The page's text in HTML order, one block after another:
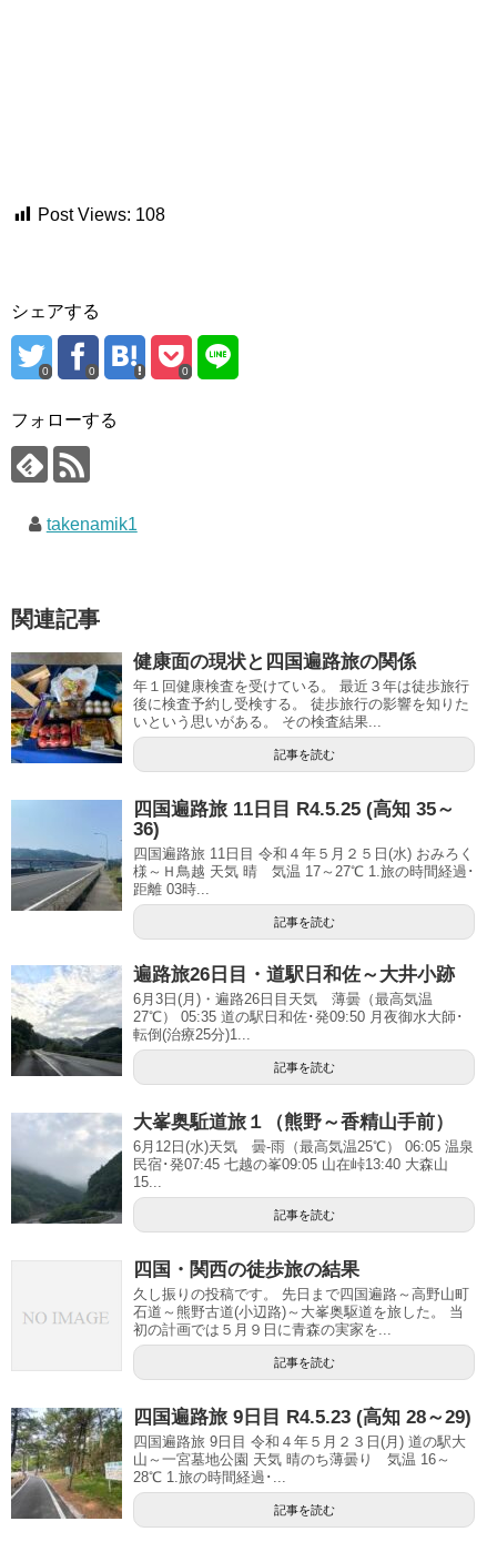
Post Views: 108
シェアする
0 0 0
フォローする
takenamik1
関連記事
健康面の現状と四国遍路旅の関係
年１回健康検査を受けている。 最近３年は徒歩旅行
後に検査予約し受検する。 徒歩旅行の影響を知りた
いという思いがある。 その検査結果...
記事を読む
四国遍路旅 11日目 R4.5.25 (高知 35～
36)
四国遍路旅 11日目 令和４年５月２５日(水) おみろく
様～Ｈ鳥越 天気 晴 気温 17～27℃ 1.旅の時間経過･
距離 03時...
記事を読む
遍路旅26日目・道駅日和佐～大井小跡
6月3日(月)・遍路26日目天気 薄曇（最高気温
27℃） 05:35 道の駅日和佐･発09:50 月夜御水大師･
転倒(治療25分)1...
記事を読む
大峯奥駈道旅１（熊野～香精山手前）
6月12日(水)天気 曇-雨（最高気温25℃） 06:05 温泉
民宿･発07:45 七越の峯09:05 山在峠13:40 大森山
15...
記事を読む
四国・関西の徒歩旅の結果
久し振りの投稿です。 先日まで四国遍路～高野山町
石道～熊野古道(小辺路)～大峯奥駆道を旅した。 当
初の計画では５月９日に青森の実家を...
記事を読む
四国遍路旅 9日目 R4.5.23 (高知 28～29)
四国遍路旅 9日目 令和４年５月２３日(月) 道の駅大
山～一宮墓地公園 天気 晴のち薄曇り 気温 16～
28℃ 1.旅の時間経過･...
記事を読む